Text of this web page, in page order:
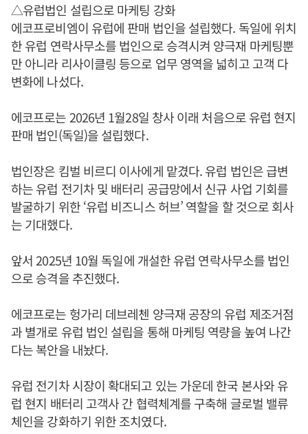
△유럽법인 설립으로 마케팅 강화
에코프로비엠이 유럽에 판매 법인을 설립했다. 독일에 위치
한 유럽 연락사무소를 법인으로 승격시켜 양극재 마케팅뿐
만 아니라 리사이클링 등으로 업무 영역을 넓히고 고객 다
변화에 나섰다.
에코프로는 2026년 1월28일 창사 이래 처음으로 유럽 현지
판매 법인(독일)을 설립했다.
법인장은 킴벌 비르디 이사에게 맡겼다. 유럽 법인은 급변
하는 유럽 전기차 및 배터리 공급망에서 신규 사업 기회를
발굴하기 위한 ‘유럽 비즈니스 허브’ 역할을 할 것으로 회사
는 기대했다.
앞서 2025년 10월 독일에 개설한 유럽 연락사무소를 법인
으로 승격을 추진했다.
에코프로는 헝가리 데브레첸 양극재 공장의 유럽 제조거점
과 별개로 유럽 법인 설립을 통해 마케팅 역량을 높여 나간
다는 복안을 내놨다.
유럽 전기차 시장이 확대되고 있는 가운데 한국 본사와 유
럽 현지 배터리 고객사 간 협력체계를 구축해 글로벌 밸류
체인을 강화하기 위한 조치였다.